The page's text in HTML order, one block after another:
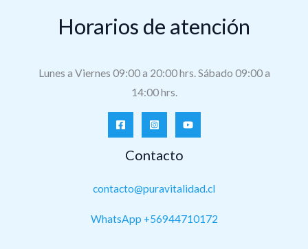
Horarios de atención
Lunes a Viernes 09:00 a 20:00 hrs. Sábado 09:00 a
14:00 hrs.
Contacto
contacto@puravitalidad.cl
WhatsApp +56944710172